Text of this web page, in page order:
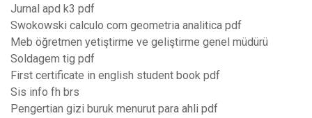
Jurnal apd k3 pdf
Swokowski calculo com geometria analitica pdf
Meb öğretmen yetiştirme ve geliştirme genel müdürü
Soldagem tig pdf
First certificate in english student book pdf
Sis info fh brs
Pengertian gizi buruk menurut para ahli pdf